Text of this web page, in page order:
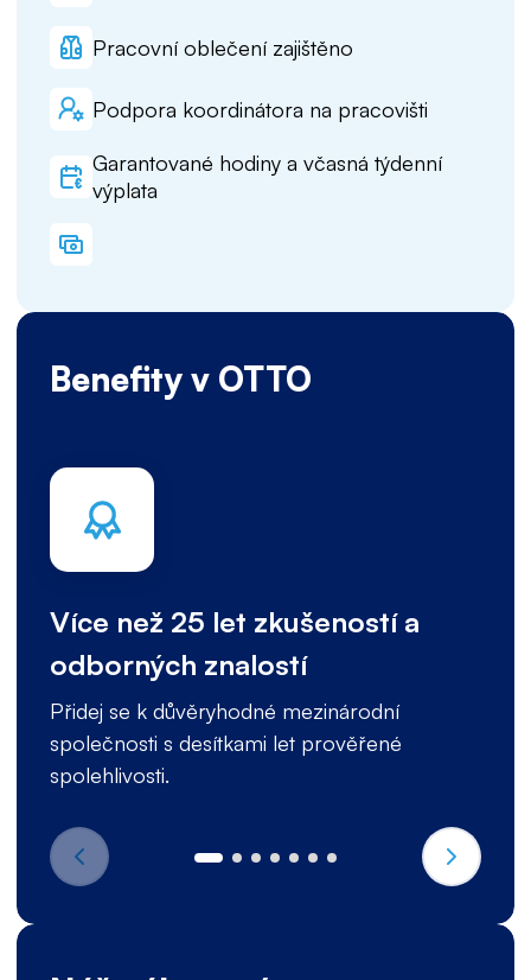
Pracovní oblečení zajištěno
Podpora koordinátora na pracovišti
Garantované hodiny a včasná týdenní
výplata
Benefity v OTTO
Více než 25 let zkušeností a
odborných znalostí
Přidej se k důvěryhodné mezinárodní
společnosti s desítkami let prověřené
spolehlivosti.